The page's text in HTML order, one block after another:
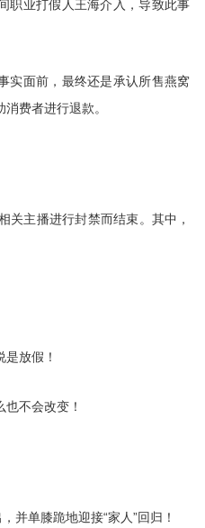
职业打假人王海介入，导致此事
实面前，最终还是承认所售燕窝
费者进行退款。
关主播进行封禁而结束。其中，
放假！
不会改变！
并单膝跪地迎接“家人”回归！